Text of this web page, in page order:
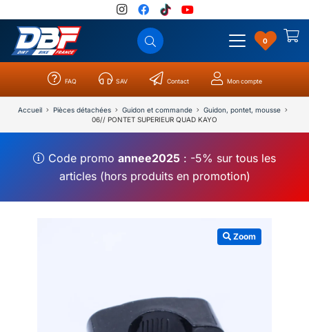
0
FAQ SAV Contact Mon compte
Accueil Pièces détachées Guidon et commande
Guidon, pontet, mousse
06// PONTET SUPERIEUR QUAD KAYO
Code promoannee2025 : -5% sur tous les
articles (hors produits en promotion)
Zoom
Catégories Résultats